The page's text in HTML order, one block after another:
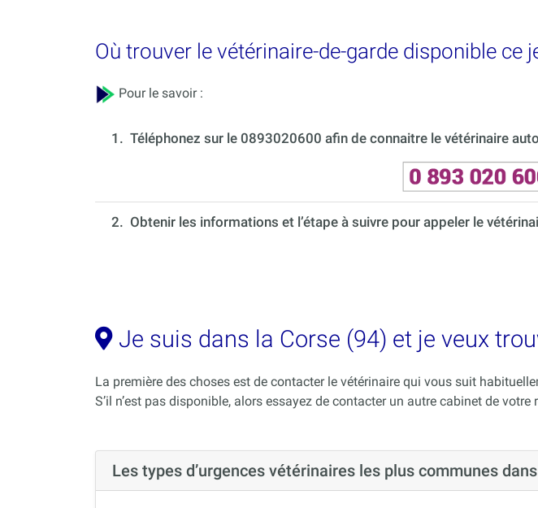
Où trouver le vétérinaire-de-garde disponible ce
Pour le savoir :
1. Téléphonez sur le 0893020600 afin de connaitre le vétérinaire
2. Obtenir les informations et l’étape à suivre pour appeler le
Je suis dans la Corse (94) et je veux
La première des choses est de contacter le vétérinaire qui vous suit
S’il n’est pas disponible, alors essayez de contacter un autre cabinet de votre
Les types d’urgences vétérinaires les plus communes